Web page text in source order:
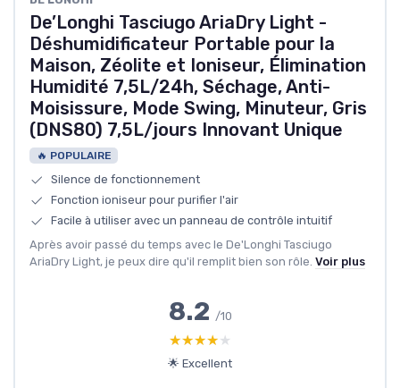
De’Longhi Tasciugo AriaDry Light -
Déshumidificateur Portable pour la
Maison, Zéolite et Ioniseur, Élimination
Humidité 7,5L/24h, Séchage, Anti-
Moisissure, Mode Swing, Minuteur, Gris
(DNS80) 7,5L/jours Innovant Unique
🔥 POPULAIRE
Silence de fonctionnement
Fonction ioniseur pour purifier l'air
Facile à utiliser avec un panneau de contrôle intuitif
Après avoir passé du temps avec le De'Longhi Tasciugo
AriaDry Light, je peux dire qu'il remplit bien son rôle. Voir plus
8.2 /10
★★★★★
★★★★★
🌟 Excellent